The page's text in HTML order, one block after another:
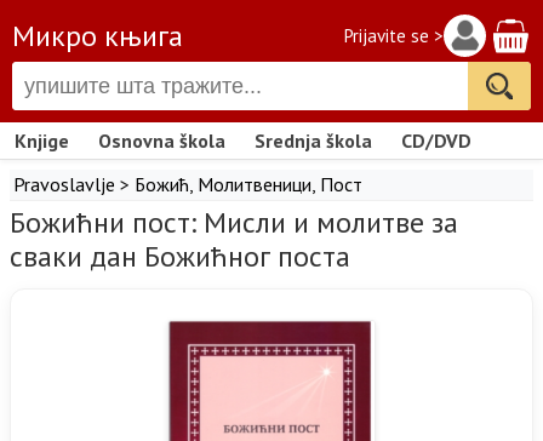
Микро књига Prijavite se >
Knjige Osnovna škola Srednja škola
CD/DVD
Pravoslavlje > Божић, Молитвеници, Пост
Божићни пост: Мисли и молитве за
сваки дан Божићног поста